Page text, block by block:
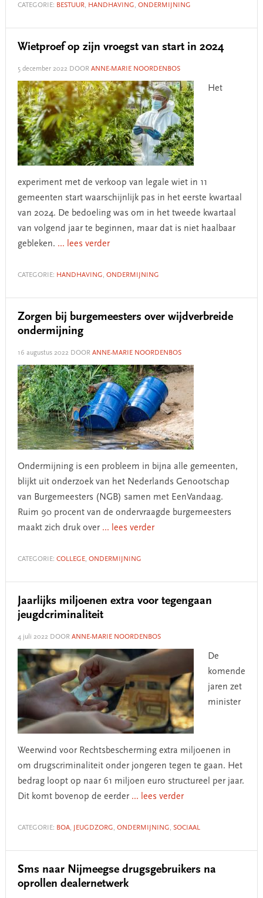
CATEGORIE: BESTUUR, HANDHAVING, ONDERMIJNING
Wietproef op zijn vroegst van start in 2024
5 december 2022DOOR ANNE-MARIE NOORDENBOS
Het
experiment met de verkoop van legale wiet in 11
gemeenten start waarschijnlijk pas in het eerste kwartaal
van 2024. De bedoeling was om in het tweede kwartaal
van volgend jaar te beginnen, maar dat is niet haalbaar
gebleken. ... lees verder
CATEGORIE: HANDHAVING, ONDERMIJNING
Zorgen bij burgemeesters over wijdverbreide
ondermijning
16 augustus 2022DOOR ANNE-MARIE NOORDENBOS
Ondermijning is een probleem in bijna alle gemeenten,
blijkt uit onderzoek van het Nederlands Genootschap
van Burgemeesters (NGB) samen met EenVandaag.
Ruim 90 procent van de ondervraagde burgemeesters
maakt zich druk over ... lees verder
CATEGORIE: COLLEGE, ONDERMIJNING
Jaarlijks miljoenen extra voor tegengaan
jeugdcriminaliteit
4 juli 2022DOOR ANNE-MARIE NOORDENBOS
De
komende
jaren zet
minister
Weerwind voor Rechtsbescherming extra miljoenen in
om drugscriminaliteit onder jongeren tegen te gaan. Het
bedrag loopt op naar 61 miljoen euro structureel per jaar.
Dit komt bovenop de eerder ... lees verder
CATEGORIE: BOA, JEUGDZORG, ONDERMIJNING, SOCIAAL
Sms naar Nijmeegse drugsgebruikers na
oprollen dealernetwerk